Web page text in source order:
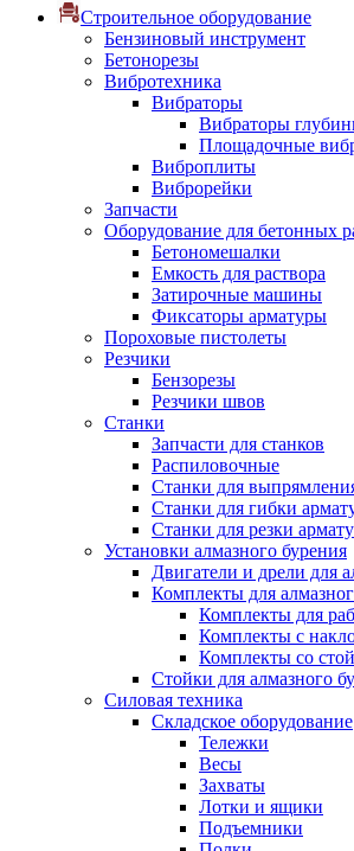
Строительное оборудование
Бензиновый инструмент
Бетонорезы
Вибротехника
Вибраторы
Вибраторы
Площадочные
Виброплиты
Виброрейки
Запчасти
Оборудование для бетонных
Бетономешалки
Емкость для раствора
Затирочные машины
Фиксаторы арматуры
Пороховые пистолеты
Резчики
Бензорезы
Резчики швов
Станки
Запчасти для станков
Распиловочные
Станки для
Станки для гибки
Станки для резки
Установки алмазного бурения
Двигатели и дрели для
Комплекты для
Комплекты для
Комплекты с
Комплекты со
Стойки для алмазного
Силовая техника
Складское оборудование
Тележки
Весы
Захваты
Лотки и ящики
Подъемники